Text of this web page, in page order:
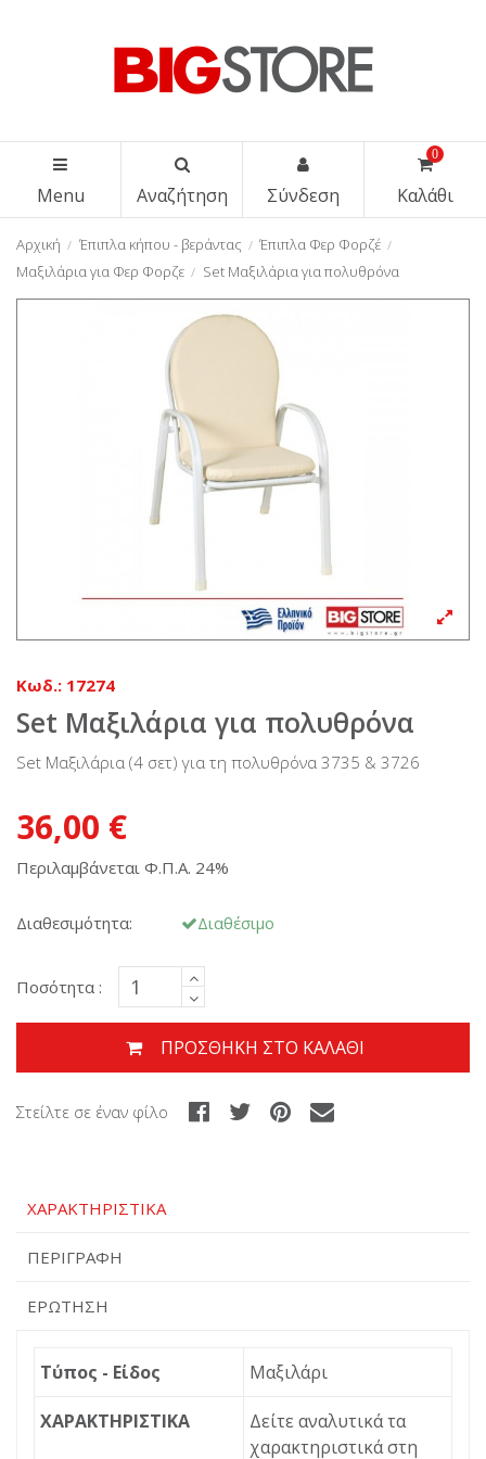
Menu Αναζήτηση Σύνδεση
0
Καλάθι
Αρχική Έπιπλα κήπου - βεράντας
Έπιπλα Φερ Φορζέ
Μαξιλάρια για Φερ Φορζε
Set Μαξιλάρια για πολυθρόνα
Κωδ.: 17274
Set Μαξιλάρια για πολυθρόνα
Set Μαξιλάρια (4 σετ) για τη πολυθρόνα 3735 & 3726
36,00 €
Περιλαμβάνεται Φ.Π.Α. 24%
Διαθεσιμότητα: Διαθέσιμο
Ποσότητα :
ΠΡΟΣΘΉΚΗ ΣΤΟ ΚΑΛΆΘΙ
Στείλτε σε έναν φίλο
ΧΑΡΑΚΤΗΡΙΣΤΙΚΆ
ΠΕΡΙΓΡΑΦΉ
ΕΡΏΤΗΣΗ
Τύπος - Είδος Μαξιλάρι
ΧΑΡΑΚΤΗΡΙΣΤΙΚΑ
Δείτε αναλυτικά τα
χαρακτηριστικά στη